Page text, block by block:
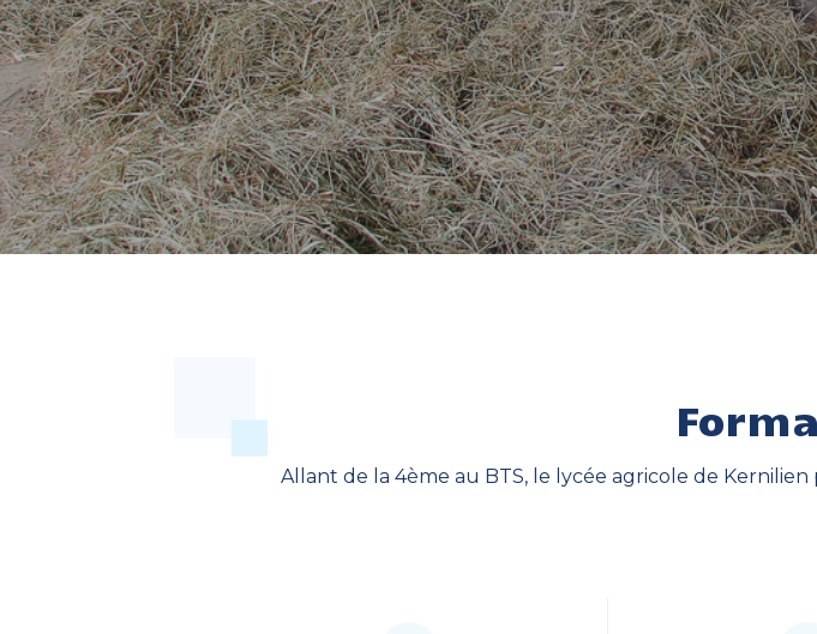
Allant de la 4ème au BTS, le lycée agricole de